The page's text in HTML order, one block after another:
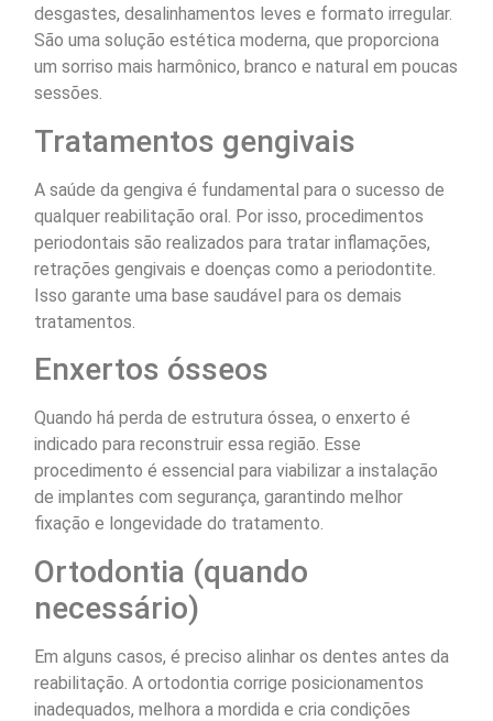
desgastes, desalinhamentos leves e formato irregular.
São uma solução estética moderna, que proporciona
um sorriso mais harmônico, branco e natural em poucas
sessões.
Tratamentos gengivais
A saúde da gengiva é fundamental para o sucesso de
qualquer reabilitação oral. Por isso, procedimentos
periodontais são realizados para tratar inflamações,
retrações gengivais e doenças como a periodontite.
Isso garante uma base saudável para os demais
tratamentos.
Enxertos ósseos
Quando há perda de estrutura óssea, o enxerto é
indicado para reconstruir essa região. Esse
procedimento é essencial para viabilizar a instalação
de implantes com segurança, garantindo melhor
fixação e longevidade do tratamento.
Ortodontia (quando
necessário)
Em alguns casos, é preciso alinhar os dentes antes da
reabilitação. A ortodontia corrige posicionamentos
inadequados, melhora a mordida e cria condições